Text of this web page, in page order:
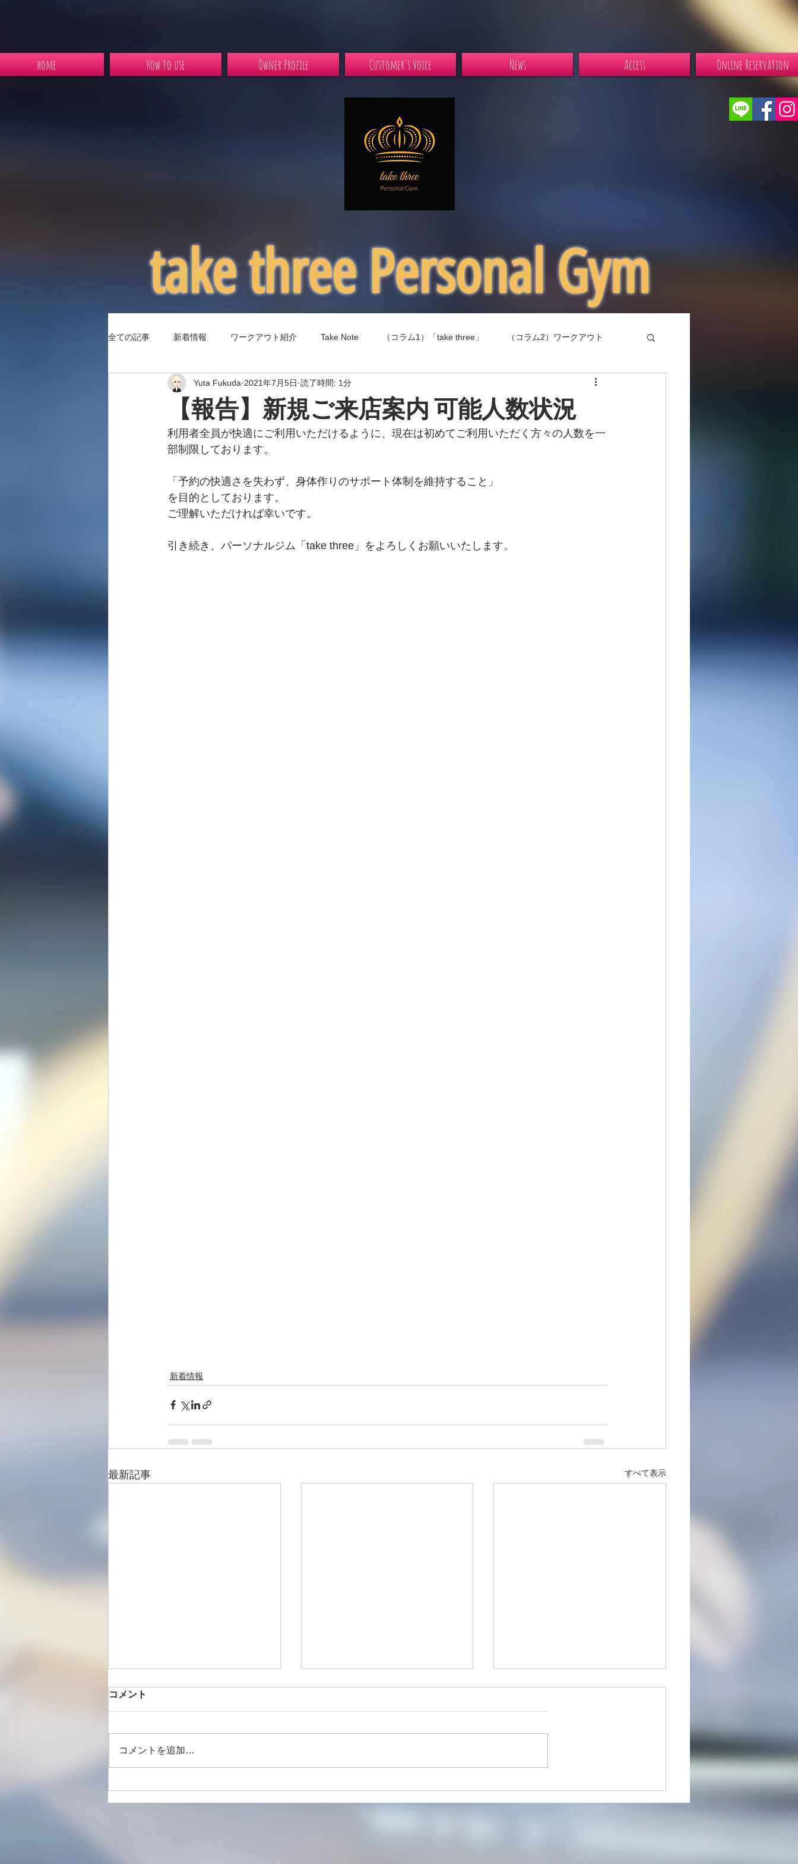
home How to use Owner Profile Customer's Voice News Access Online Reservation
​take three Personal Gym
全ての記事 新着情報 ワークアウト紹介 Take Note （コラム1）「take three」 （コラム2）ワークアウト
（コラム3）身体パフォーマンス （コラム4）食事（エネルギー摂取）
【報告】新規ご来店案内 可能人数状況
Yuta Fukuda 2021年7月5日 読了時間: 1分
利用者全員が快適にご利用いただけるように、現在は初めてご利用いただく方々の人数を一
部制限しております。
「予約の快適さを失わず、身体作りのサポート体制を維持すること」
を目的としております。
ご理解いただければ幸いです。
引き続き、パーソナルジム「take three」をよろしくお願いいたします。
新着情報
最新記事 すべて表示
数状況
数状況
数状況
コメント
コメントを追加…